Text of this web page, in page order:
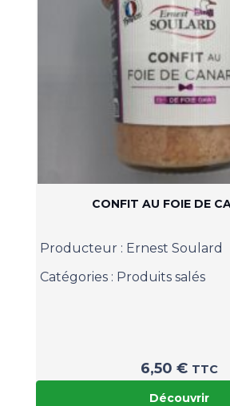
CONFIT AU FOIE DE
Producteur : Ernest Soulard
Catégories : Produits salés
6,50 € TTC
Découvrir